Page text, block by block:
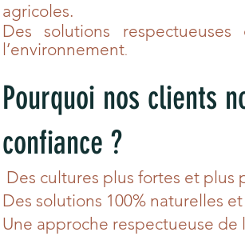
agricoles.
Des solutions
l’environnement.
Pourquoi nos clients
confiance ?
Des cultures plus fortes et plus
Des solutions 100% naturelles
Une approche respectueuse de